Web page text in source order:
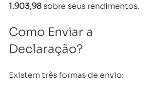
1.903,98 sobre seus rendimentos.
Como Enviar a
Declaração?
Existem três formas de envio: